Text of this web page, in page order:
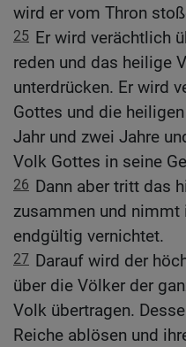
wird er vom Thron
25 Er wird verächtlich
reden und das heilige
unterdrücken. Er wird
Gottes und die
Jahr und zwei Jahre
Volk Gottes in seine
26 Dann aber tritt das
zusammen und
endgültig vernichtet.
27 Darauf wird der
über die Völker der
Volk übertragen.
Reiche ablösen und